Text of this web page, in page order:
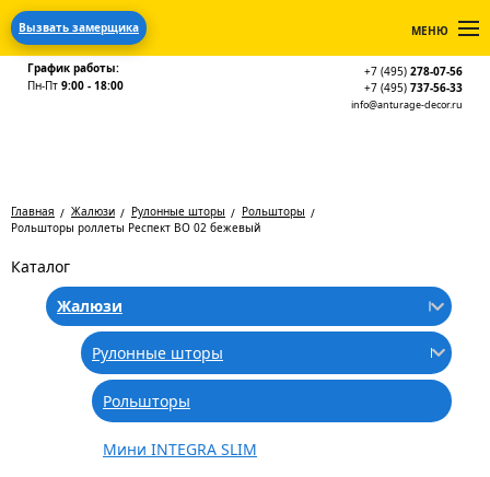
Вызвать замерщика МЕНЮ
График работы:
Пн-Пт 9:00 - 18:00
+7 (495) 278-07-56
+7 (495) 737-56-33
info@anturage-decor.ru
Главная Жалюзи Рулонные шторы
Рольшторы
Рольшторы роллеты Респект ВО 02 бежевый
Каталог
Жалюзи
Рулонные шторы
Рольшторы
Мини INTEGRA SLIM